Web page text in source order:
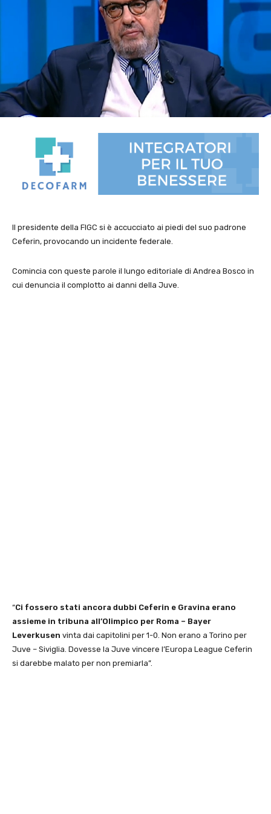
Il presidente della FIGC si è accucciato ai piedi del suo padrone
Ceferin, provocando un incidente federale.
Comincia con queste parole il lungo editoriale di Andrea Bosco in
cui denuncia il complotto ai danni della Juve.
“Ci fossero stati ancora dubbi Ceferin e Gravina erano
assieme in tribuna all’Olimpico per Roma – Bayer
Leverkusen vinta dai capitolini per 1-0. Non erano a Torino per
Juve – Siviglia. Dovesse la Juve vincere l’Europa League Ceferin
si darebbe malato per non premiarla”.